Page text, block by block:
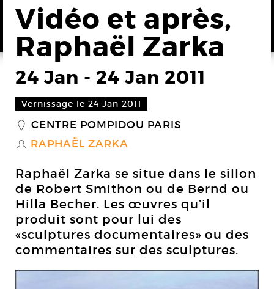
Vidéo et après,
Raphaël Zarka
24 Jan - 24 Jan 2011
Vernissage le 24 Jan 2011
_ CENTRE POMPIDOU PARIS
S RAPHAËL ZARKA
Raphaël Zarka se situe dans le sillon
de Robert Smithon ou de Bernd ou
Hilla Becher. Les œuvres qu’il
produit sont pour lui des
«sculptures documentaires» ou des
commentaires sur des sculptures.